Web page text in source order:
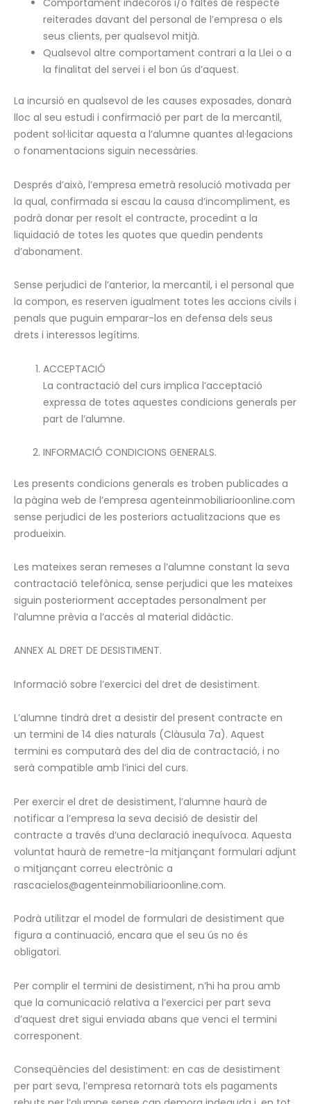
Comportament indecorós i/o faltes de respecte
reiterades davant del personal de l’empresa o els
seus clients, per qualsevol mitjà.
Qualsevol altre comportament contrari a la Llei o a
la finalitat del servei i el bon ús d’aquest.
La incursió en qualsevol de les causes exposades, donarà
lloc al seu estudi i confirmació per part de la mercantil,
podent sol·licitar aquesta a l’alumne quantes al·legacions
o fonamentacions siguin necessàries.
Després d’això, l’empresa emetrà resolució motivada per
la qual, confirmada si escau la causa d’incompliment, es
podrà donar per resolt el contracte, procedint a la
liquidació de totes les quotes que quedin pendents
d’abonament.
Sense perjudici de l’anterior, la mercantil, i el personal que
la compon, es reserven igualment totes les accions civils i
penals que puguin emparar-los en defensa dels seus
drets i interessos legítims.
ACCEPTACIÓ
La contractació del curs implica l’acceptació
expressa de totes aquestes condicions generals per
part de l’alumne.
INFORMACIÓ CONDICIONS GENERALS.
Les presents condicions generals es troben publicades a
la pàgina web de l’empresa agenteinmobiliarioonline.com
sense perjudici de les posteriors actualitzacions que es
produeixin.
Les mateixes seran remeses a l’alumne constant la seva
contractació telefònica, sense perjudici que les mateixes
siguin posteriorment acceptades personalment per
l’alumne prèvia a l’accés al material didàctic.
ANNEX AL DRET DE DESISTIMENT.
Informació sobre l’exercici del dret de desistiment.
L’alumne tindrà dret a desistir del present contracte en
un termini de 14 dies naturals (Clàusula 7a). Aquest
termini es computarà des del dia de contractació, i no
serà compatible amb l’inici del curs.
Per exercir el dret de desistiment, l’alumne haurà de
notificar a l’empresa la seva decisió de desistir del
contracte a través d’una declaració inequívoca. Aquesta
voluntat haurà de remetre-la mitjançant formulari adjunt
o mitjançant correu electrònic a
rascacielos@agenteinmobiliarioonline.com.
Podrà utilitzar el model de formulari de desistiment que
figura a continuació, encara que el seu ús no és
obligatori.
Per complir el termini de desistiment, n’hi ha prou amb
que la comunicació relativa a l’exercici per part seva
d’aquest dret sigui enviada abans que venci el termini
corresponent.
Conseqüències del desistiment: en cas de desistiment
per part seva, l’empresa retornarà tots els pagaments